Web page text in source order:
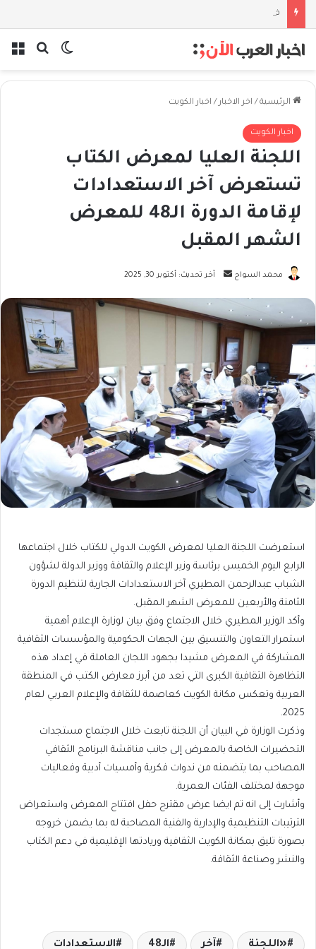
فلسفة الخيط والموج: نصف قرن في مدرسة البحر مع غسان المزيدي
بحثالوضع
الرئيسية / اخر الاخبار / اخبار الكويت
اخبار الكويت
اللجنة العليا لمعرض الكتاب
تستعرض آخر الاستعدادات
لإقامة الدورة الـ48 للمعرض
الشهر المقبل
محمد السواح
أرسل
إلكترونيا
آخر تحديث: أكتوبر 30, 2025
استعرضت اللجنة العليا لمعرض الكويت الدولي للكتاب خلال اجتماعها
الرابع اليوم الخميس برئاسة وزير الإعلام والثقافة ووزير الدولة لشؤون
الشباب عبدالرحمن المطيري آخر الاستعدادات الجارية لتنظيم الدورة
الثامنة والأربعين للمعرض الشهر المقبل.
وأكد الوزير المطيري خلال الاجتماع وفق بيان لوزارة الإعلام أهمية
استمرار التعاون والتنسيق بين الجهات الحكومية والمؤسسات الثقافية
المشاركة في المعرض مشيدا بجهود اللجان العاملة في إعداد هذه
التظاهرة الثقافية الكبرى التي تعد من أبرز معارض الكتب في المنطقة
العربية وتعكس مكانة الكويت كعاصمة للثقافة والإعلام العربي لعام
2025.
وذكرت الوزارة في البيان أن اللجنة تابعت خلال الاجتماع مستجدات
التحضيرات الخاصة بالمعرض إلى جانب مناقشة البرنامج الثقافي
المصاحب بما يتضمنه من ندوات فكرية وأمسيات أدبية وفعاليات
موجهة لمختلف الفئات العمرية.
وأشارت إلى انه تم ايضا عرض مقترح حفل افتتاح المعرض واستعراض
الترتيبات التنظيمية والإدارية والفنية المصاحبة له بما يضمن خروجه
بصورة تليق بمكانة الكويت الثقافية وريادتها الإقليمية في دعم الكتاب
والنشر وصناعة الثقافة.
«اللجنة آخر الـ48 الاستعدادات